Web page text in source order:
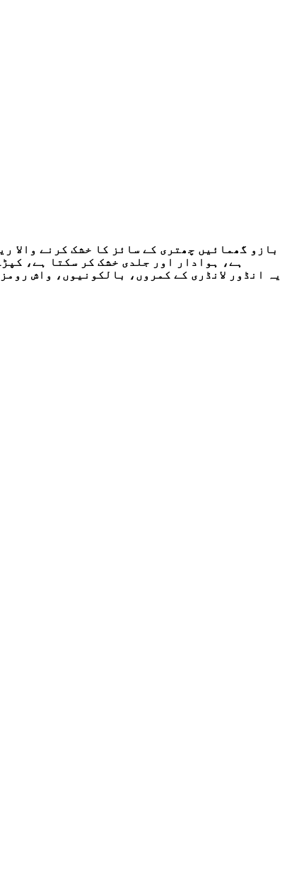
ہے، ہوادار اور جلدی خشک کر سکتا ہے،
یہ انڈور لانڈری کے کمروں، بالکونیوں، واش